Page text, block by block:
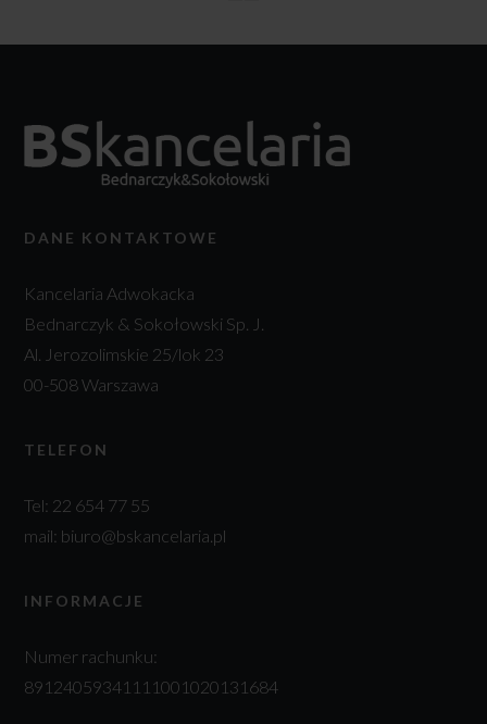
DANE KONTAKTOWE
Kancelaria Adwokacka
Bednarczyk & Sokołowski Sp. J.
Al. Jerozolimskie 25/lok 23
00-508 Warszawa
TELEFON
Tel: 22 654 77 55
mail: biuro@bskancelaria.pl
INFORMACJE
Numer rachunku:
89124059341111001020131684